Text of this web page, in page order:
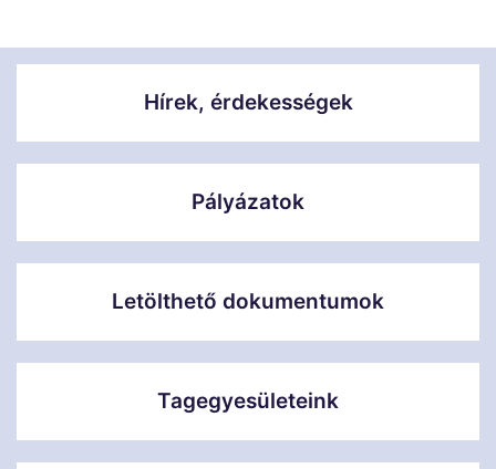
Hírek, érdekességek
Pályázatok
Letölthető dokumentumok
Tagegyesületeink